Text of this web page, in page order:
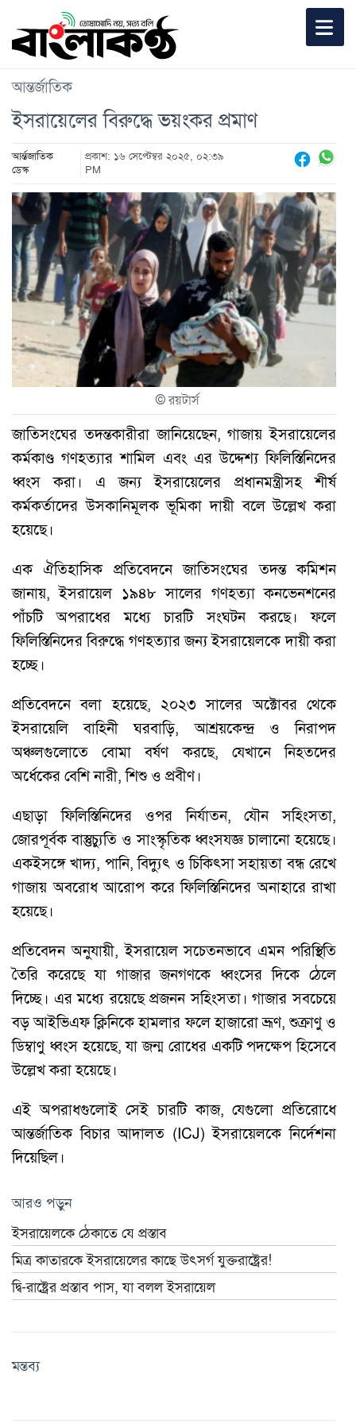
আন্তর্জাতিক
ইসরায়েলের বিরুদ্ধে ভয়ংকর প্রমাণ
আর্ন্তজাতিক
ডেস্ক
প্রকাশ: ১৬ সেপ্টেম্বর ২০২৫, ০২:৩৯
PM
©রয়টার্স
জাতিসংঘের তদন্তকারীরা জানিয়েছেন, গাজায় ইসরায়েলের
কর্মকাণ্ড গণহত্যার শামিল এবং এর উদ্দেশ্য ফিলিস্তিনিদের
ধ্বংস করা। এ জন্য ইসরায়েলের প্রধানমন্ত্রীসহ শীর্ষ
কর্মকর্তাদের উসকানিমূলক ভূমিকা দায়ী বলে উল্লেখ করা
হয়েছে।
এক ঐতিহাসিক প্রতিবেদনে জাতিসংঘের তদন্ত কমিশন
জানায়, ইসরায়েল ১৯৪৮ সালের গণহত্যা কনভেনশনের
পাঁচটি অপরাধের মধ্যে চারটি সংঘটন করছে। ফলে
ফিলিস্তিনিদের বিরুদ্ধে গণহত্যার জন্য ইসরায়েলকে দায়ী করা
হচ্ছে।
প্রতিবেদনে বলা হয়েছে, ২০২৩ সালের অক্টোবর থেকে
ইসরায়েলি বাহিনী ঘরবাড়ি, আশ্রয়কেন্দ্র ও নিরাপদ
অঞ্চলগুলোতে বোমা বর্ষণ করছে, যেখানে নিহতদের
অর্ধেকের বেশি নারী, শিশু ও প্রবীণ।
এছাড়া ফিলিস্তিনিদের ওপর নির্যাতন, যৌন সহিংসতা,
জোরপূর্বক বাস্তুচ্যুতি ও সাংস্কৃতিক ধ্বংসযজ্ঞ চালানো হয়েছে।
একইসঙ্গে খাদ্য, পানি, বিদ্যুৎ ও চিকিৎসা সহায়তা বন্ধ রেখে
গাজায় অবরোধ আরোপ করে ফিলিস্তিনিদের অনাহারে রাখা
হয়েছে।
প্রতিবেদন অনুযায়ী, ইসরায়েল সচেতনভাবে এমন পরিস্থিতি
তৈরি করেছে যা গাজার জনগণকে ধ্বংসের দিকে ঠেলে
দিচ্ছে। এর মধ্যে রয়েছে প্রজনন সহিংসতা। গাজার সবচেয়ে
বড় আইভিএফ ক্লিনিকে হামলার ফলে হাজারো ভ্রূণ, শুক্রাণু ও
ডিম্বাণু ধ্বংস হয়েছে, যা জন্ম রোধের একটি পদক্ষেপ হিসেবে
উল্লেখ করা হয়েছে।
এই অপরাধগুলোই সেই চারটি কাজ, যেগুলো প্রতিরোধে
আন্তর্জাতিক বিচার আদালত (ICJ) ইসরায়েলকে নির্দেশনা
দিয়েছিল।
আরও পড়ুন
ইসরায়েলকে ঠেকাতে যে প্রস্তাব
মিত্র কাতারকে ইসরায়েলের কাছে উৎসর্গ যুক্তরাষ্ট্রের!
দ্বি-রাষ্ট্রের প্রস্তাব পাস, যা বলল ইসরায়েল
মন্তব্য